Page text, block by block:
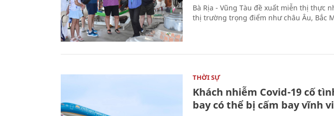
Bà Rịa - Vũng Tàu đề xuất miễn thị thực
thị trường trọng điểm như châu Âu, Bắc
THỜI SỰ
Khách nhiễm Covid-19 cố
bay có thể bị cấm bay vĩnh